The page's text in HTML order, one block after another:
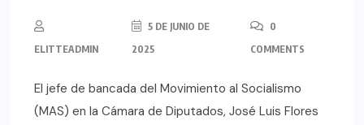
ELITTEADMIN
5 DE JUNIO DE
2025
0
COMMENTS
El jefe de bancada del Movimiento al Socialismo
(MAS) en la Cámara de Diputados, José Luis Flores